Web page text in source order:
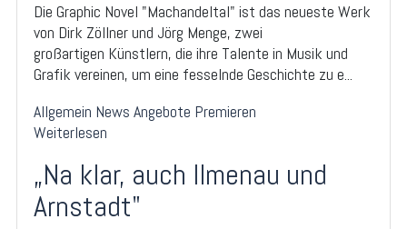
Die Graphic Novel "Machandeltal" ist das neueste Werk
von Dirk Zöllner und Jörg Menge, zwei
großartigen Künstlern, die ihre Talente in Musik und
Grafik vereinen, um eine fesselnde Geschichte zu e...
Allgemein News Angebote Premieren
Weiterlesen
„Na klar, auch Ilmenau und
Arnstadt"